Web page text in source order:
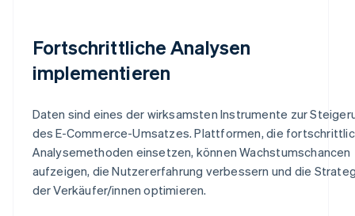
Fortschrittliche Analysen
implementieren
Daten sind eines der wirksamsten Instrumente zur
des E-Commerce-Umsatzes. Plattformen, die
Analysemethoden einsetzen, können Wachstumschancen
aufzeigen, die Nutzererfahrung verbessern und die
der Verkäufer/innen optimieren.